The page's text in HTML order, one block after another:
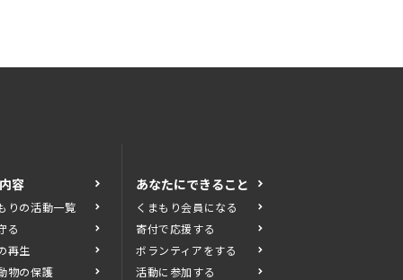
容
りの活動一覧
る
再生
物の保護
あなたにできること
くまもり会員になる
寄付で応援する
ボランティアをする
活動に参加する